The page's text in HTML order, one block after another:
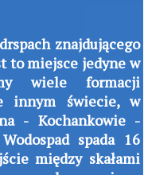
znajdującego
to miejsce jedyne w
wiele formacji
innym świecie, w
- Kochankowie -
spada 16
między skałami